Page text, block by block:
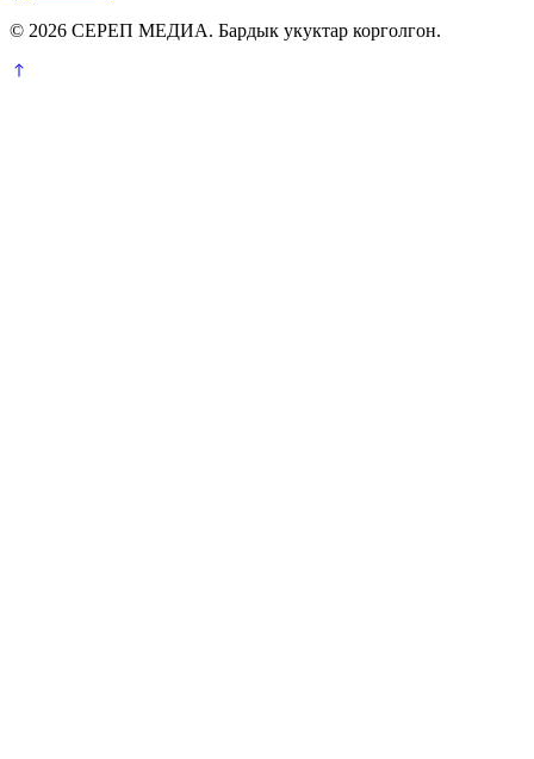
© 2026 СЕРЕП МЕДИА. Бардык укуктар корголгон.